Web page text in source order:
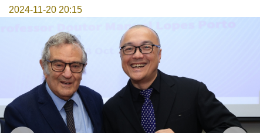
2024-11-20 20:15